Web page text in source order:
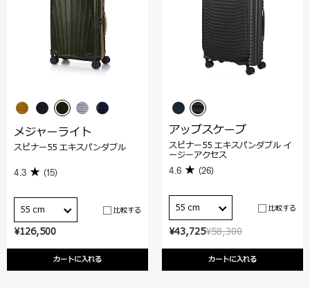
¥126,500
カートに入れる
メジャーライト
スピナー55 エキスパンダブル
4.3 (15)
55 cm 比較する
¥58,300
¥43,725
カートに入れる
アップスケープ
スピナー55 エキスパンダブル イ
ージーアクセス
4.6 (26)
55 cm 比較する